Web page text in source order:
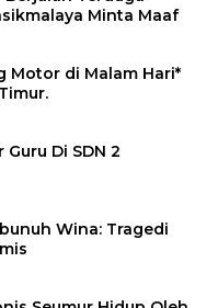
Minta Maaf
Motor di Malam Hari*
Di SDN 2
Wina: Tragedi